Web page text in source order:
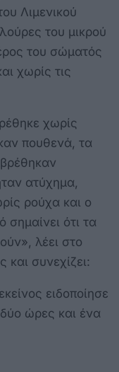
Λιμενικού
του μικρού
του σώματός
χωρίς τις
χωρίς
πουθενά, τα
ατύχημα,
ρούχα και ο
ότι τα
λέει στο
συνεχίζει:
ειδοποίησε
ώρες και ένα